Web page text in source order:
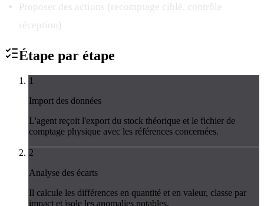
Proposer des actions (recomptage ciblé, contrôle
réception)
Étape par étape
1
Import des données
L'agent reçoit l'export du stock théorique et le fichier de
comptage physique avec les références concernées.
2
Analyse des écarts
Il calcule les différences en quantité et en valeur, classe par
impact et isole les anomalies notables.